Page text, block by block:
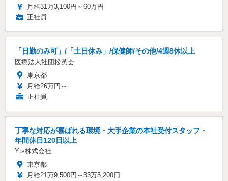
月給31万3,100円～60万円
正社員
「日勤のみ可」/「土日休み」/保健師/その他/4週8休以上
医療法人社団松英会
東京都
月給26万円～
正社員
丁寧な対応が喜ばれる環境・大手企業の本社受付スタッフ・
年間休日120日以上
Yts株式会社
東京都
月給21万9,500円～33万5,200円